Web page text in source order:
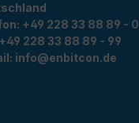
+49 228 33 88 89 - 0
+49 228 33 88 89 - 99
info@enbitcon.de